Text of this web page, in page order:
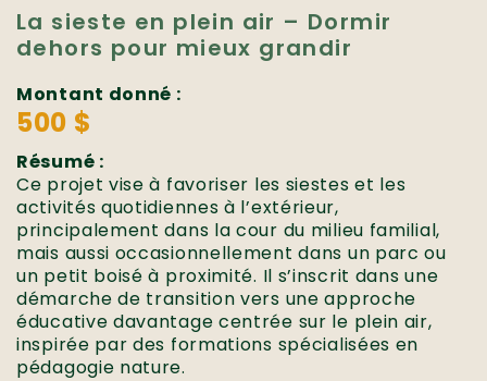
La sieste en plein air – Dormir
dehors pour mieux grandir
Montant donné :
500 $
Résumé :
Ce projet vise à favoriser les siestes et les
activités quotidiennes à l’extérieur,
principalement dans la cour du milieu familial,
mais aussi occasionnellement dans un parc ou
un petit boisé à proximité. Il s’inscrit dans une
démarche de transition vers une approche
éducative davantage centrée sur le plein air,
inspirée par des formations spécialisées en
pédagogie nature.